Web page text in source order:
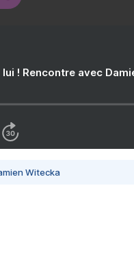
! Rencontre avec
Witecka